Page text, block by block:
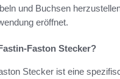
und Buchsen
eröffnet.
Faston Stecker?
Stecker ist eine